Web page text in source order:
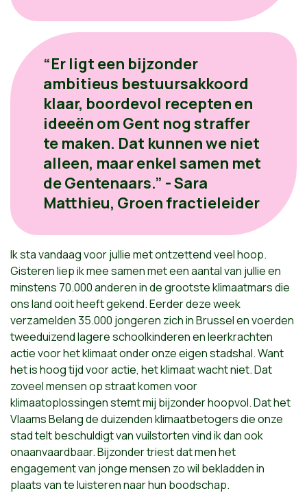
“Er ligt een bijzonder
ambitieus bestuursakkoord
klaar, boordevol recepten en
ideeën om Gent nog straffer
te maken. Dat kunnen we niet
alleen, maar enkel samen met
de Gentenaars.” - Sara
Matthieu, Groen fractieleider
Ik sta vandaag voor jullie met ontzettend veel hoop.
Gisteren liep ik mee samen met een aantal van jullie en
minstens 70.000 anderen in de grootste klimaatmars die
ons land ooit heeft gekend. Eerder deze week
verzamelden 35.000 jongeren zich in Brussel en voerden
tweeduizend lagere schoolkinderen en leerkrachten
actie voor het klimaat onder onze eigen stadshal. Want
het is hoog tijd voor actie, het klimaat wacht niet. Dat
zoveel mensen op straat komen voor
klimaatoplossingen stemt mij bijzonder hoopvol. Dat het
Vlaams Belang de duizenden klimaatbetogers die onze
stad telt beschuldigt van vuilstorten vind ik dan ook
onaanvaardbaar. Bijzonder triest dat men het
engagement van jonge mensen zo wil bekladden in
plaats van te luisteren naar hun boodschap.